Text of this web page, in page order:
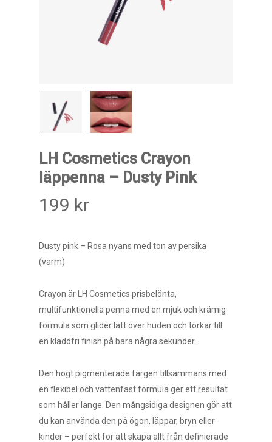
LH Cosmetics Crayon
läppenna – Dusty Pink
199 kr
Dusty pink – Rosa nyans med ton av persika
(varm)
Crayon är LH Cosmetics prisbelönta,
multifunktionella penna med en mjuk och krämig
formula som glider lätt över huden och torkar till
en kladdfri finish på bara några sekunder.
Den högt pigmenterade färgen tillsammans med
en flexibel och vattenfast formula ger ett resultat
som håller länge. Den mångsidiga designen gör att
du kan använda den på ögon, läppar, bryn eller
kinder – perfekt för att skapa allt från definierade